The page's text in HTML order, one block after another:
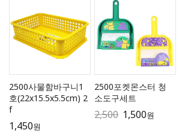
2500사물함바구니1
호(22x15.5x5.5cm) 2
f
1,450원
2500포켓몬스터 청
소도구세트
2,500 1,500원